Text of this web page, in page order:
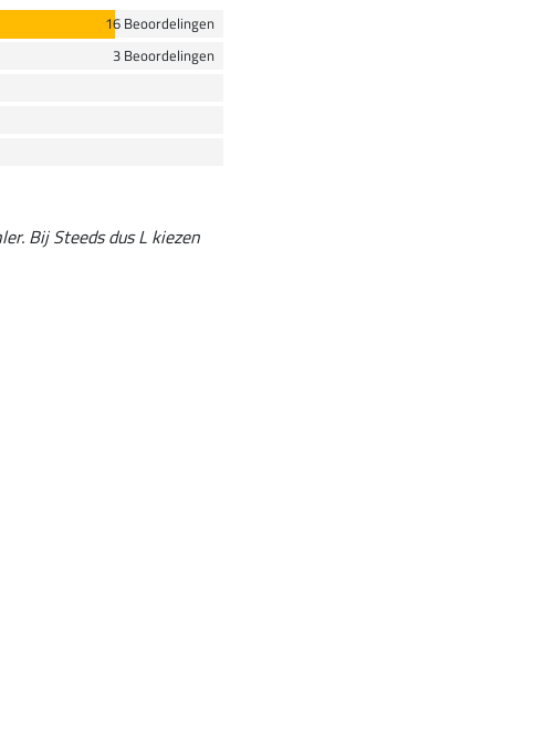
16 Beoordelingen
3 Beoordelingen
Bij Steeds dus L kiezen